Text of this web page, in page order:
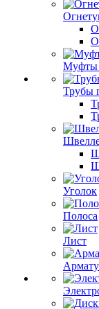
Муфты
Трубы
Уголок
Полоса
Лист